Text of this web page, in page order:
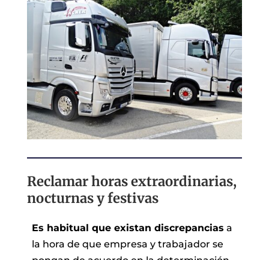
Reclamar horas extraordinarias,
nocturnas y festivas
Es habitual que existan discrepancias a
la hora de que empresa y trabajador se